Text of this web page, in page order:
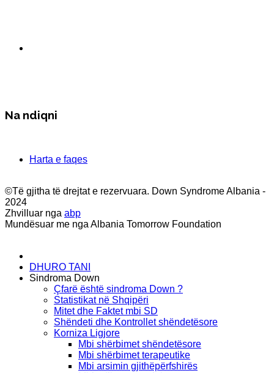
Na ndiqni
Harta e faqes
©Të gjitha të drejtat e rezervuara. Down Syndrome Albania -
2024
Zhvilluar nga abp
Mundësuar me nga Albania Tomorrow Foundation
DHURO TANI
Sindroma Down
Çfarë është sindroma Down ?
Statistikat në Shqipëri
Mitet dhe Faktet mbi SD
Shëndeti dhe Kontrollet shëndetësore
Korniza Ligjore
Mbi shërbimet shëndetësore
Mbi shërbimet terapeutike
Mbi arsimin gjithëpërfshirës